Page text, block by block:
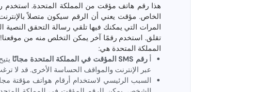
هذا رقم هاتف مؤقت من المملكة المتحدة. استخدم
الخاص. مؤقت يعني أن الرقم سيكون متصلاً
تقلق. استخدم رقمًا آخر يمكن التخلص منه من موقعنا!
المملكة المتحدة هي:
أرقم SMS المؤقت في المملكة المتحدة مجانًا
عبر الإنترنت والمواقف الحساسة الأخرى. قد
السبب الرئيسي لاستخدام أرقام هواتف مؤقتة